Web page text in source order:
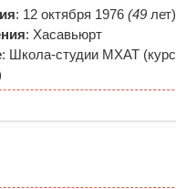
: 12 октября 1976 (49лет)
: Хасавьюрт
: Школа-студии МХАТ (курс